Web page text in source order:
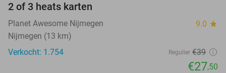
2 of 3 heats karten
Planet Awesome Nijmegen 9.0 star
Nijmegen (13 km)
Verkocht: 1.754
Regulier €39
€27,50